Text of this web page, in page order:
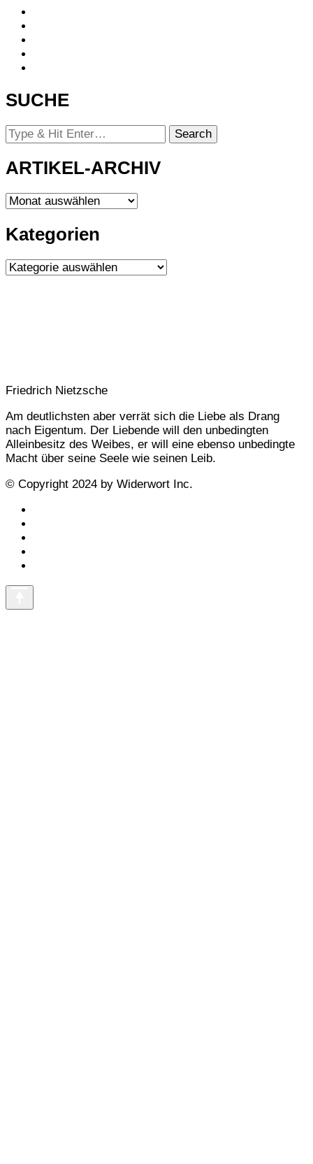
SUCHE
Looking
for
Something?
ARTIKEL-ARCHIV
ARTIKEL-
ARCHIV
Kategorien
Kategorien
Friedrich Nietzsche
Am deutlichsten aber verrät sich die Liebe als Drang
nach Eigentum. Der Liebende will den unbedingten
Alleinbesitz des Weibes, er will eine ebenso unbedingte
Macht über seine Seele wie seinen Leib.
© Copyright 2024 by Widerwort Inc.